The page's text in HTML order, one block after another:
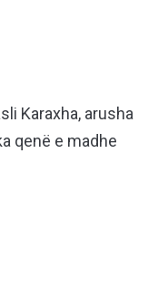
Karaxha, arusha
qenë e madhe